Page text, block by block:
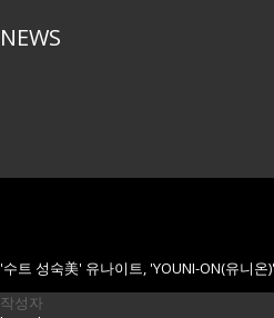
NEWS
'수트 성숙美' 유나이트, 'YOUNI-ON(유니온
작성자